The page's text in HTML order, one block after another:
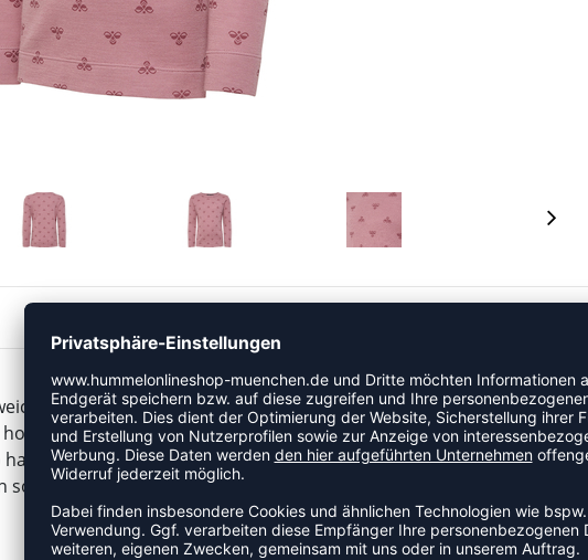
Wolle, die sehr dehnbar ist, damit dein Kind sich frei und
atmungsaktiv und hält dein Kind den ganzen Tag über warm und
einen Rundhalsausschnitt und ein durchgehendes Bumblebee®
das sein Kind lieben wird.